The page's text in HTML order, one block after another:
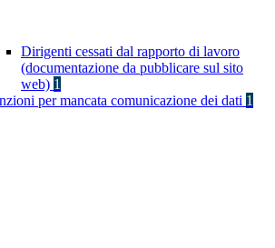
Dirigenti cessati dal rapporto di lavoro
(documentazione da pubblicare sul sito
web) 1
per mancata comunicazione dei dati 1